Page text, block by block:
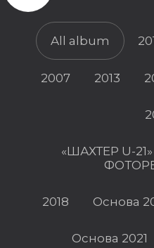
All album
2007 2013
«ШАХТЕР U-
2018 Основа
Основа 2021